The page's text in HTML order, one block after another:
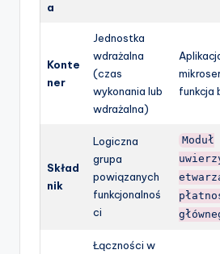
a
Konte
ner
Jednostka
wdrażalna
(czas
wykonania lub
wdrażalna)
funkcja
Skład
nik
Logiczna
grupa
powiązanych
funkcjonalnoś
ci
Moduł
Łączności w